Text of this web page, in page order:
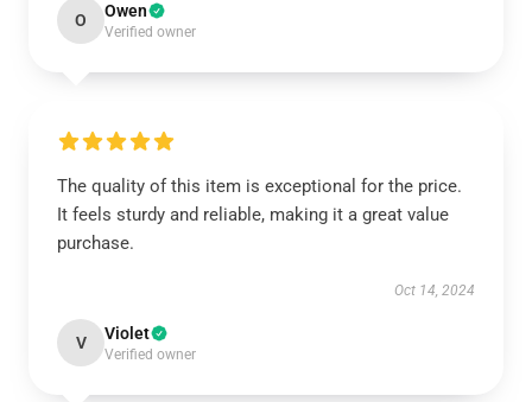
O Owen
Verified owner
The quality of this item is exceptional for the price.
It feels sturdy and reliable, making it a great value
purchase.
Oct 14, 2024
V Violet
Verified owner